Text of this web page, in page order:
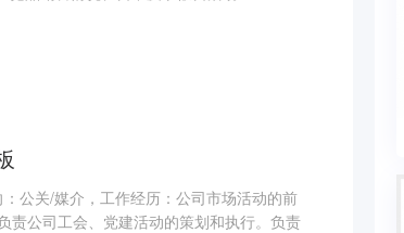
公关/媒介，工作经历：公司市场活动的前
责公司工会、党建活动的策划和执行。负责